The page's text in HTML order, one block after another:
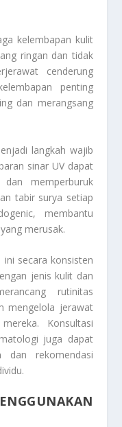
kelembapan kulit
ringan dan tidak
cenderung
penting
dan merangsang
langkah wajib
sinar UV dapat
dan memperburuk
tabir surya setiap
membantu
merusak.
ini secara konsisten
jenis kulit dan
rutinitas
mengelola jerawat
Konsultasi
juga dapat
dan rekomendasi